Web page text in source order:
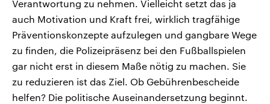
Verantwortung zu nehmen. Vielleicht setzt das ja
auch Motivation und Kraft frei, wirklich tragfähige
Präventionskonzepte aufzulegen und gangbare Wege
zu finden, die Polizeipräsenz bei den Fußballspielen
gar nicht erst in diesem Maße nötig zu machen. Sie
zu reduzieren ist das Ziel. Ob Gebührenbescheide
helfen? Die politische Auseinandersetzung beginnt.